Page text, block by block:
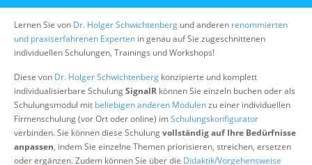
Offene Seminare
Wissen
Suche
Lernen Sie von Dr. Holger Schwichtenberg und anderen renommierten
und praxiserfahrenen Experten in genau auf Sie zugeschnittenen
individuellen Schulungen, Trainings und Workshops!
Diese von Dr. Holger Schwichtenberg konzipierte und komplett
individualisierbare SchulungSignalR können Sie einzeln buchen oder als
Schulungsmodul mit beliebigen anderen Modulenzu einer individuellen
Firmenschulung (vor Ort oder online) imSchulungskonfigurator
verbinden. Sie können diese Schulungvollständig auf Ihre Bedürfnisse
anpassen, indem Sie einzelne Themen priorisieren, streichen, ersetzen
oder ergänzen. Zudem können Sie über die Didaktik/Vorgehensweise